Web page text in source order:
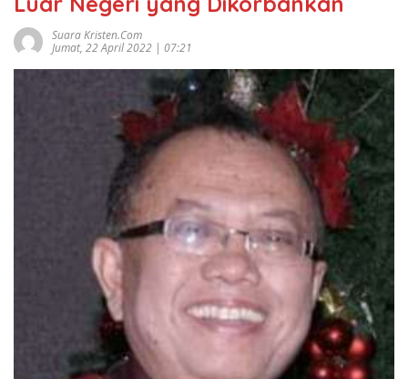
Suara Kristen.com
Jumat, 22 April 2022 | 07:21